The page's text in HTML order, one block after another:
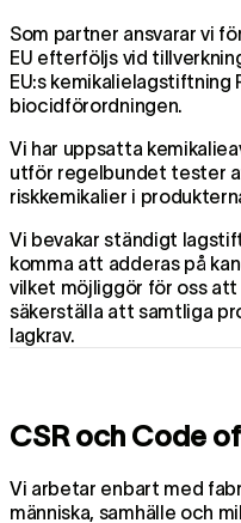
Som partner ansvarar vi
EU efterföljs vid
EU:s kemikalielagstiftning
biocidförordningen.
Vi har uppsatta
utför regelbundet tester
riskkemikalier i
Vi bevakar ständigt
komma att adderas på
vilket möjliggör för oss
säkerställa att samtliga
lagkrav.
CSR och Code
Vi arbetar enbart med
människa, samhälle och